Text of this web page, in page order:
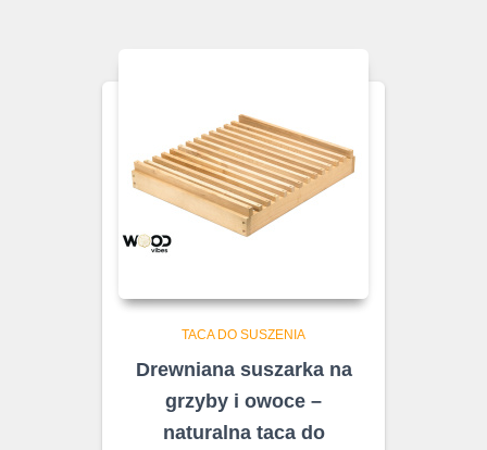
TACA DO SUSZENIA
Drewniana suszarka na
grzyby i owoce –
naturalna taca do